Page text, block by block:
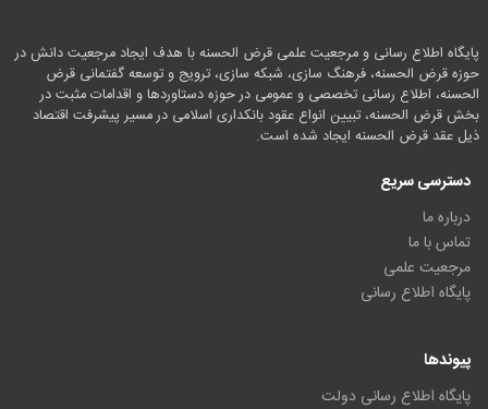
پایگاه اطلاع رسانی و مرجعیت علمی قرض الحسنه با هدف ایجاد مرجعیت دانش در
حوزه قرض الحسنه، فرهنگ سازی، شبکه سازی، ترویج و توسعه گفتمانی قرض
الحسنه، اطلاع رسانی تخصصی و عمومی در حوزه دستاوردها و اقدامات مثبت در
بخش قرض الحسنه، تبیین انواع عقود بانکداری اسلامی در مسیر پیشرفت اقتصاد
ذیل عقد قرض الحسنه ایجاد شده است.
دسترسی سریع
درباره ما
تماس با ما
مرجعیت علمی
پایگاه اطلاع رسانی
پیوندها
پایگاه اطلاع رسانی دولت